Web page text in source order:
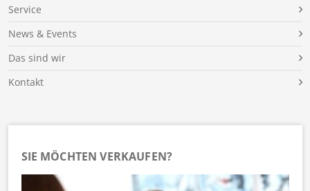
Service
News & Events
Das sind wir
Kontakt
SIE MÖCHTEN VERKAUFEN?